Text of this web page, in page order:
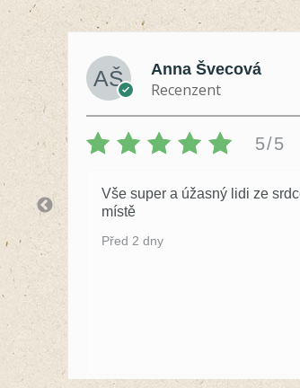
Anna Švecová
Recenzent
5/5
Vše super a úžasný lidi ze
místě
Před 2 dny